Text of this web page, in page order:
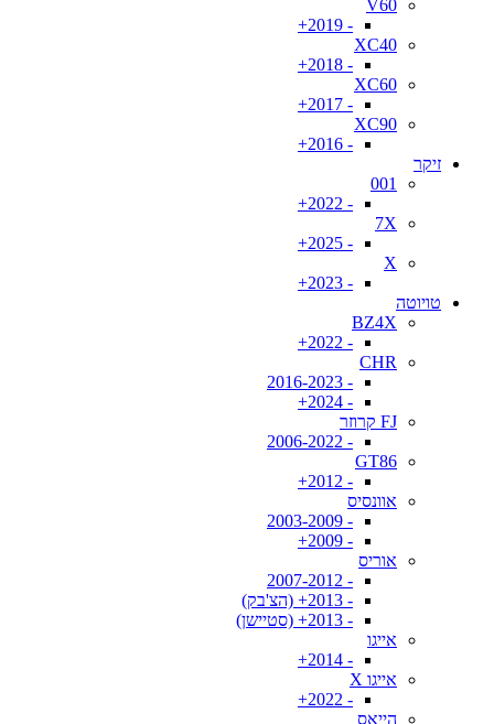
V60
- 2019+
XC40
- 2018+
XC60
- 2017+
XC90
- 2016+
זיקר
001
- 2022+
7X
- 2025+
X
- 2023+
טויוטה
BZ4X
- 2022+
CHR
- 2016-2023
- 2024+
FJ קרוזר
- 2006-2022
GT86
- 2012+
אוונסיס
- 2003-2009
- 2009+
אוריס
- 2007-2012
- 2013+ (הצ'בק)
- 2013+ (סטיישן)
אייגו
- 2014+
אייגו X
- 2022+
הייאס